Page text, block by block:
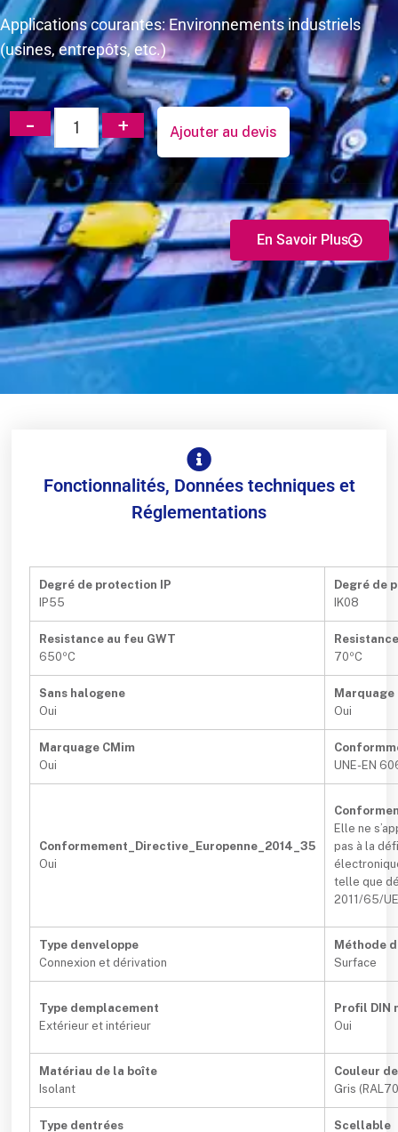
Applications courantes: Environnements industriels
(usines, entrepôts, etc.)
Ajouter au devis
En Savoir Plus
Fonctionnalités, Données techniques et
Réglementations
Degré de protection IP
IP55
Degré de
IK08
Resistance au feu GWT
650ºC
70ºC
Sans halogene
Oui
Marquage
Oui
Marquage CMim
Oui
UNE-EN
Conformement_Directive_Europenne_2014_35
Oui
Elle ne
pas à la
telle que
2011/65/
Type denveloppe
Connexion et dérivation
Méthode
Surface
Type demplacement
Extérieur et intérieur
Profil DIN
Oui
Matériau de la boîte
Isolant
Couleur
Gris
Type dentrées Scellable